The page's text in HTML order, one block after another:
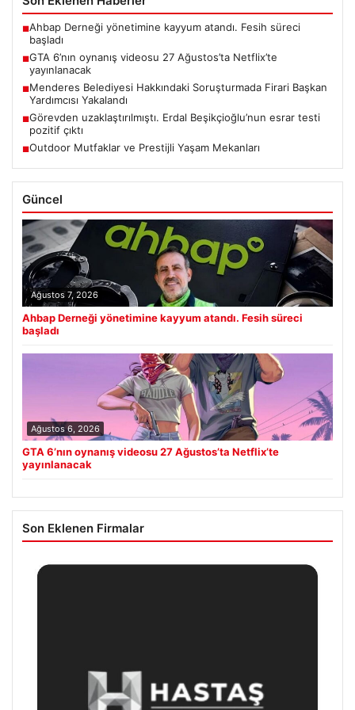
■Ahbap Derneği yönetimine kayyum atandı. Fesih süreci
başladı
■GTA 6’nın oynanış videosu 27 Ağustos’ta Netflix’te
yayınlanacak
■Menderes Belediyesi Hakkındaki Soruşturmada Firari Başkan
Yardımcısı Yakalandı
■Görevden uzaklaştırılmıştı. Erdal Beşikçioğlu’nun esrar testi
pozitif çıktı
■Outdoor Mutfaklar ve Prestijli Yaşam Mekanları
Güncel
Ağustos 7, 2026
Ahbap Derneği yönetimine kayyum atandı. Fesih süreci
başladı
Ağustos 6, 2026
GTA 6’nın oynanış videosu 27 Ağustos’ta Netflix’te
yayınlanacak
Son Eklenen Firmalar